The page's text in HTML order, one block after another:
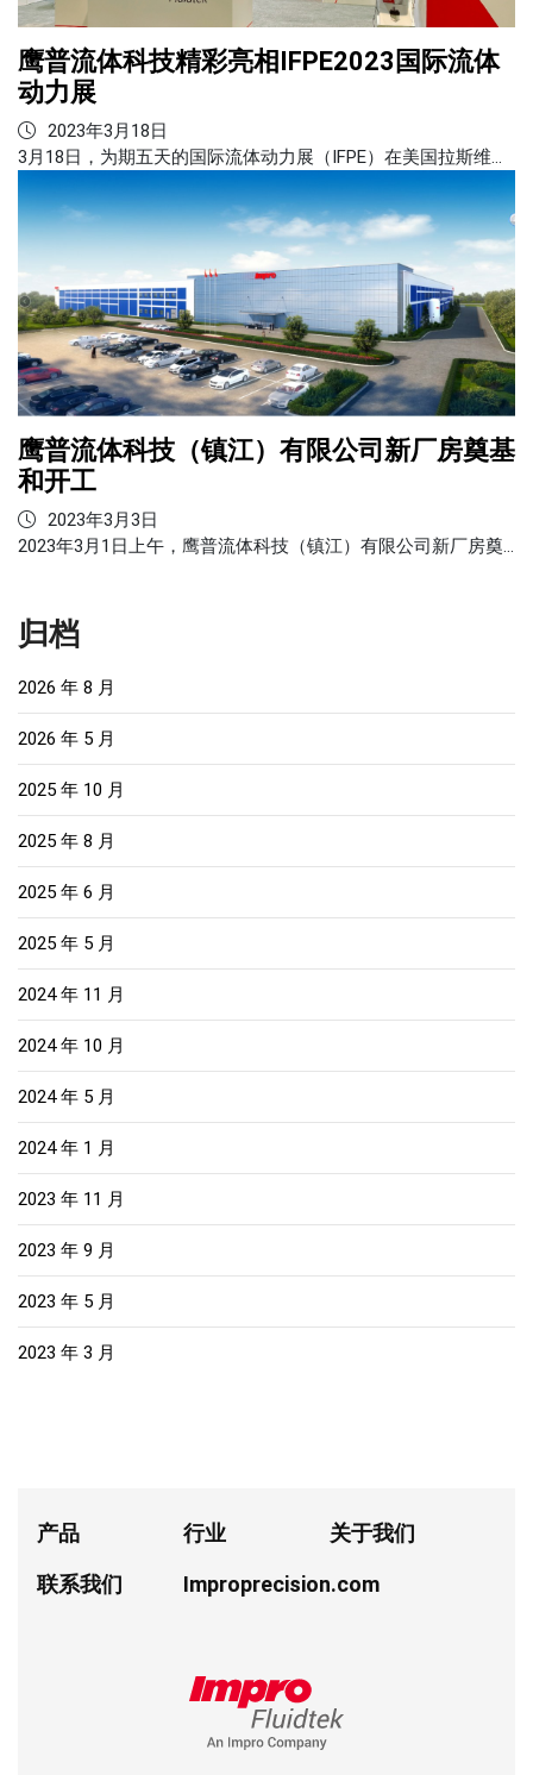
鹰普流体科技精彩亮相IFPE2023国际流体
动力展
2023年3月18日
3月18日，为期五天的国际流体动力展（IFPE）在美国拉斯维…
鹰普流体科技（镇江）有限公司新厂房奠基
和开工
2023年3月3日
2023年3月1日上午，鹰普流体科技（镇江）有限公司新厂房奠…
归档
2026 年 8 月
2026 年 5 月
2025 年 10 月
2025 年 8 月
2025 年 6 月
2025 年 5 月
2024 年 11 月
2024 年 10 月
2024 年 5 月
2024 年 1 月
2023 年 11 月
2023 年 9 月
2023 年 5 月
2023 年 3 月
产品 行业 关于我们
联系我们 Improprecision.com